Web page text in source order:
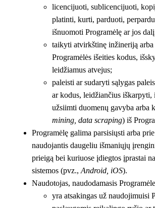
licencijuoti, sublicencijuoti,
platinti, kurti, parduoti,
išnuomoti Programėlę ar jos
taikyti atvirkštinę inžineriją
Programėlės išeities kodus,
leidžiamus atvejus;
paleisti ar sudaryti sąlygas
ar kodus, leidžiančius
užsiimti duomenų gavyba arba
mining, data scraping) iš
Programėlę galima parsisiųsti arba
naudojantis daugeliu išmaniųjų
prieigą bei kuriuose įdiegtos įprastai
sistemos (pvz., Android, iOS).
Naudotojas, naudodamasis
yra atsakingas už naudojimuisi